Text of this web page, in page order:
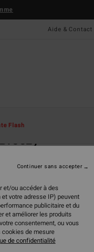
Aide & Contact
Flash
Breezy
(7 Avis)
€
63%
€
PLANS
VENTE FLASH 25% EXTRA
et/ou accéder à des
votre adresse IP) peuvent
publicitaire et du
et améliorer les produits
consentement, ou vous
de mesure
de confidentialité
Continuer sans accepter